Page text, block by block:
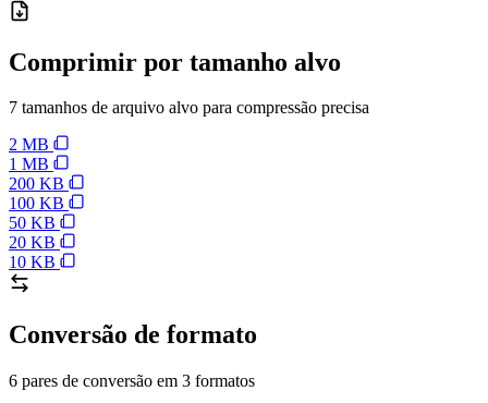
Comprimir por tamanho alvo
7 tamanhos de arquivo alvo para compressão precisa
2 MB
1 MB
200 KB
100 KB
50 KB
20 KB
10 KB
Conversão de formato
6 pares de conversão em 3 formatos